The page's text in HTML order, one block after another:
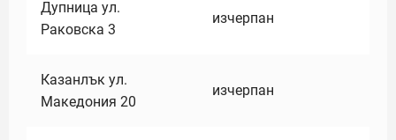
Дупница ул.
Раковска 3
изчерпан
Казанлък ул.
Македония 20
изчерпан